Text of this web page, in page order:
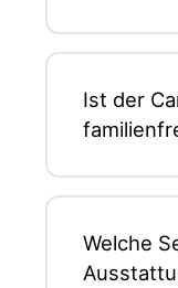
Ist der
Welche